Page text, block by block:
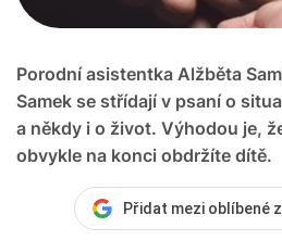
Porodní asistentka Alžběta
Samek se střídají v psaní o
a někdy i o život. Výhodou je,
obvykle na konci obdržíte dítě.
Přidat mezi oblíbené